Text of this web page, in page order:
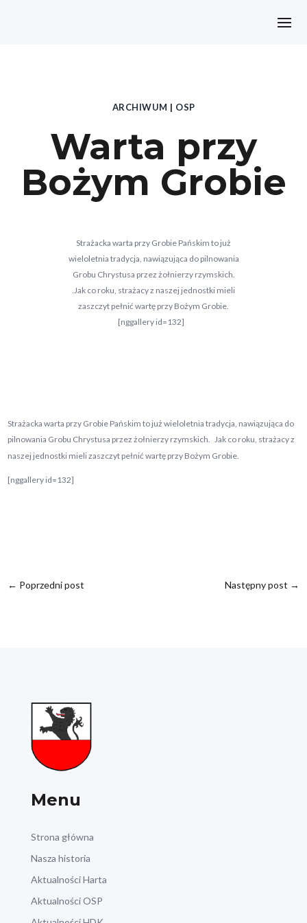
ARCHIWUM | OSP
Warta przy
Bożym Grobie
Strażacka warta przy Grobie Pańskim to już
wieloletnia tradycja, nawiązująca do pilnowania
Grobu Chrystusa przez żołnierzy rzymskich.
.Jak co roku, strażacy z naszej jednostki mieli
zaszczyt pełnić wartę przy Bożym Grobie.
[nggallery id=132]
Strażacka warta przy Grobie Pańskim to już wieloletnia tradycja, nawiązująca do
pilnowania Grobu Chrystusa przez żołnierzy rzymskich. .Jak co roku, strażacy z
naszej jednostki mieli zaszczyt pełnić wartę przy Bożym Grobie.
[nggallery id=132]
← Poprzedni post Następny post →
Menu
Strona główna
Nasza historia
Aktualności Harta
Aktualności OSP